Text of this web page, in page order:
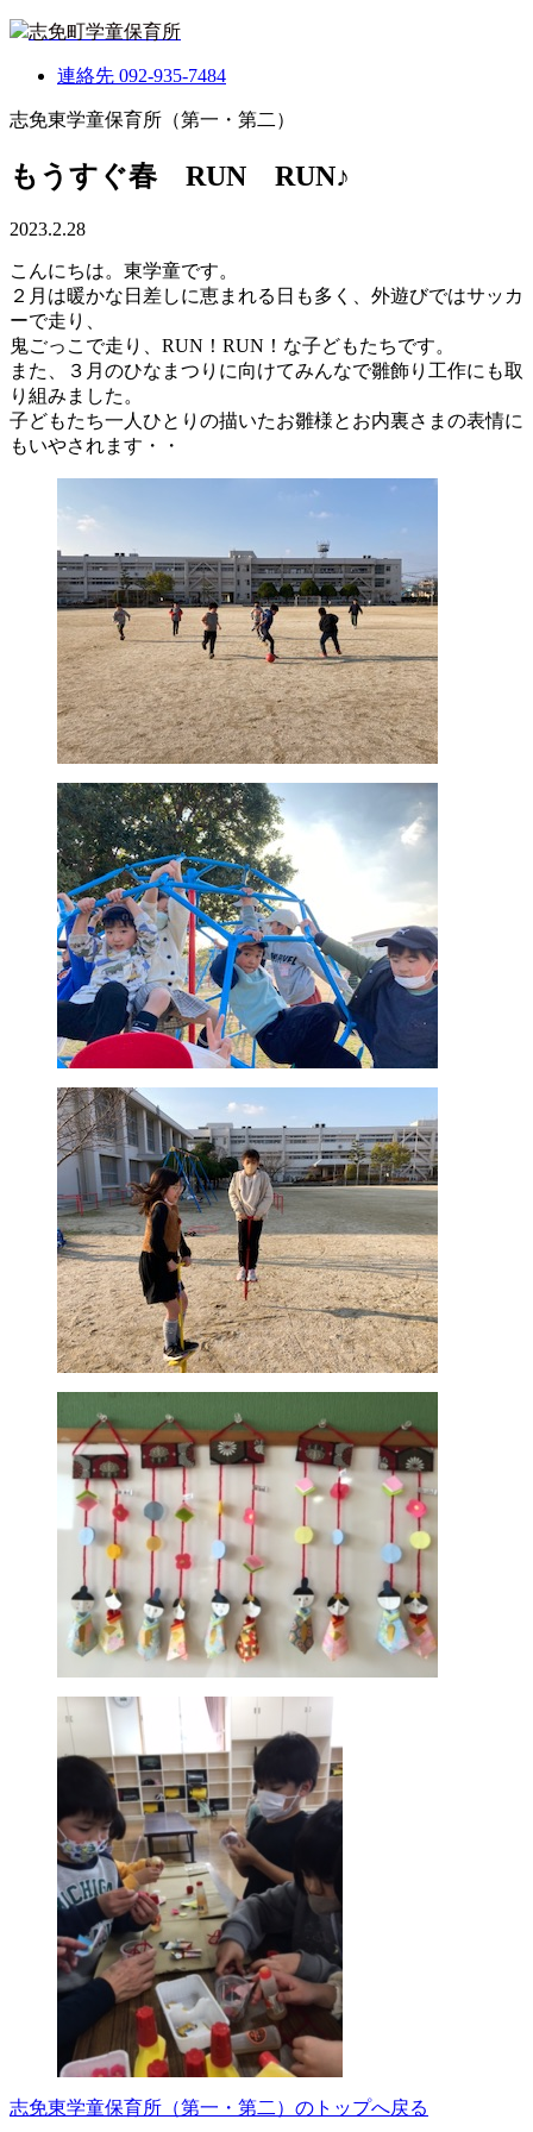
志免町学童保育所
連絡先 092-935-7484
志免東学童保育所（第一・第二）
もうすぐ春 RUN RUN♪
2023.2.28
こんにちは。東学童です。
２月は暖かな日差しに恵まれる日も多く、外遊びではサッカ
ーで走り、
鬼ごっこで走り、RUN！RUN！な子どもたちです。
また、３月のひなまつりに向けてみんなで雛飾り工作にも取
り組みました。
子どもたち一人ひとりの描いたお雛様とお内裏さまの表情に
もいやされます・・
志免東学童保育所（第一・第二）のトップへ戻る